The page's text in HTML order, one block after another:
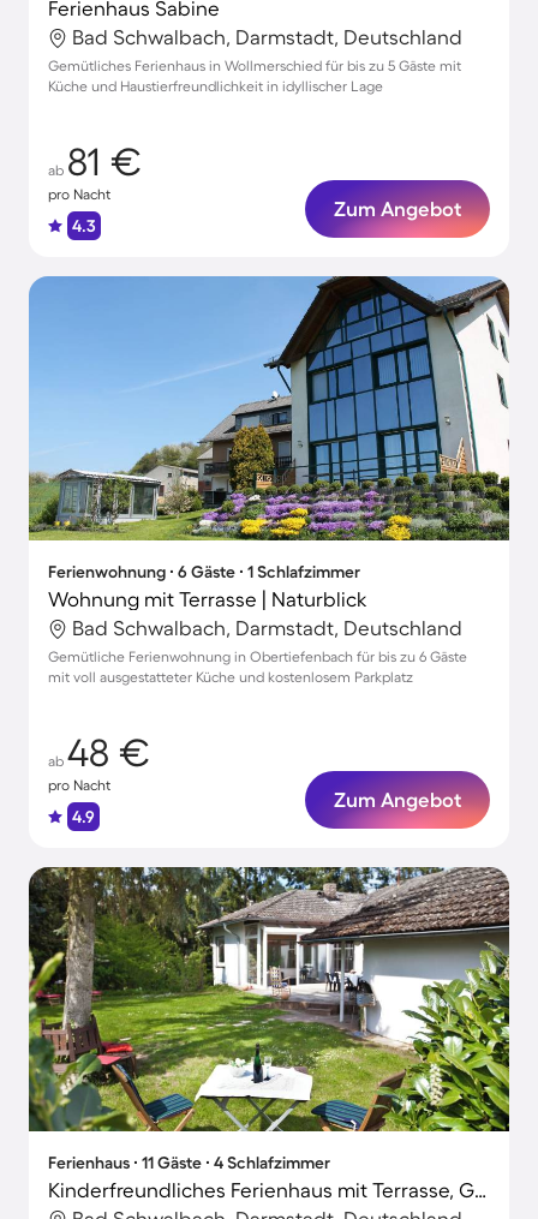
Ferienhaus Sabine
Bad Schwalbach, Darmstadt, Deutschland
Gemütliches Ferienhaus in Wollmerschied für bis zu 5 Gäste mit
Küche und Haustierfreundlichkeit in idyllischer Lage
ab 81 €
pro Nacht
4.3
Zum Angebot
Ferienwohnung ∙ 6 Gäste ∙ 1 Schlafzimmer
Wohnung mit Terrasse | Naturblick
Bad Schwalbach, Darmstadt, Deutschland
Gemütliche Ferienwohnung in Obertiefenbach für bis zu 6 Gäste
mit voll ausgestatteter Küche und kostenlosem Parkplatz
ab 48 €
pro Nacht
4.9
Zum Angebot
Ferienhaus ∙ 11 Gäste ∙ 4 Schlafzimmer
Kinderfreundliches Ferienhaus mit Terrasse, Garten und Grill | Haustiere erlaubt